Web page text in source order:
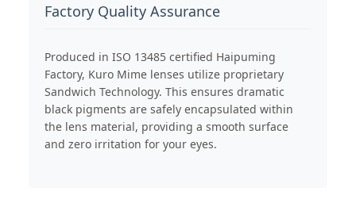
Factory Quality Assurance
Produced in ISO 13485 certified Haipuming
Factory, Kuro Mime lenses utilize proprietary
Sandwich Technology. This ensures dramatic
black pigments are safely encapsulated within
the lens material, providing a smooth surface
and zero irritation for your eyes.